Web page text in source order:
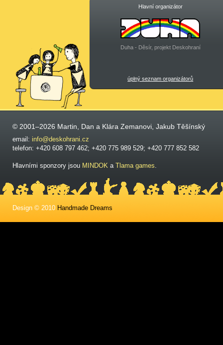
Hlavní organizátor
Duha - Děsír, projekt Deskohraní
úplný seznam organizátorů
© 2001–2026 Martin, Dan a Klára Zemanovi, Jakub Těšínský
email: info@deskohrani.cz
telefon: +420 608 797 462; +420 775 989 529; +420 777 852 582
Hlavními sponzory jsou MINDOK a Tlama games.
Design © 2010 Handmade Dreams